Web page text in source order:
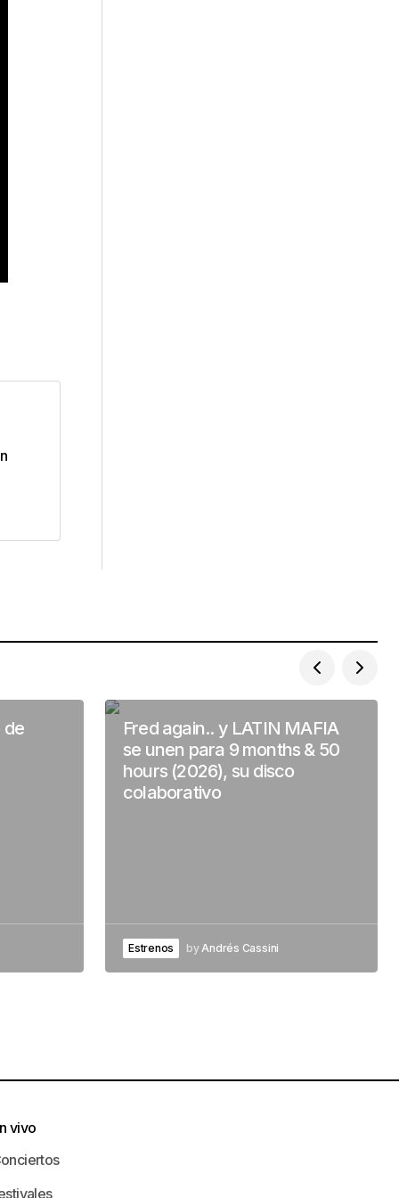
de
Fred again.. y LATIN MAFIA
se unen para 9 months & 50
hours (2026), su disco
colaborativo
Estrenos by Andrés Cassini
vivo